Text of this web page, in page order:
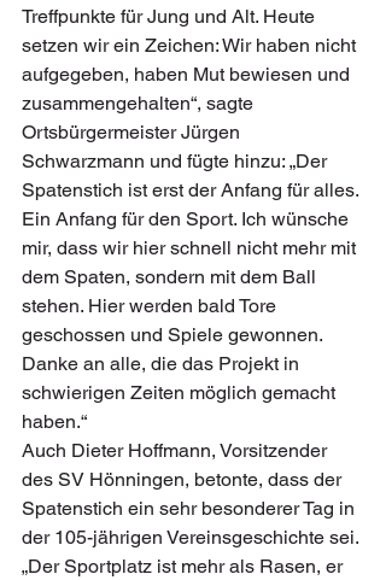
Treffpunkte für Jung und Alt. Heute
setzen wir ein Zeichen: Wir haben nicht
aufgegeben, haben Mut bewiesen und
zusammengehalten“, sagte
Ortsbürgermeister Jürgen
Schwarzmann und fügte hinzu: „Der
Spatenstich ist erst der Anfang für alles.
Ein Anfang für den Sport. Ich wünsche
mir, dass wir hier schnell nicht mehr mit
dem Spaten, sondern mit dem Ball
stehen. Hier werden bald Tore
geschossen und Spiele gewonnen.
Danke an alle, die das Projekt in
schwierigen Zeiten möglich gemacht
haben.“
Auch Dieter Hoffmann, Vorsitzender
des SV Hönningen, betonte, dass der
Spatenstich ein sehr besonderer Tag in
der 105-jährigen Vereinsgeschichte sei.
„Der Sportplatz ist mehr als Rasen, er